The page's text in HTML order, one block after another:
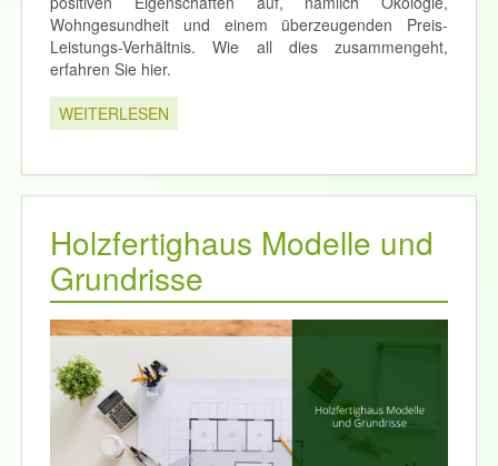
Wohngesundheit und einem überzeugenden Preis-
Leistungs-Verhältnis. Wie all dies zusammengeht,
erfahren Sie hier.
WEITERLESEN
Holzfertighaus Modelle und
Grundrisse